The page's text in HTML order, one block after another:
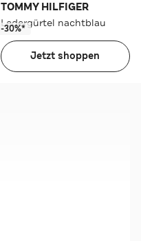
TOMMY HILFIGER
Ledergürtel nachtblau
-30%*
Jetzt shoppen